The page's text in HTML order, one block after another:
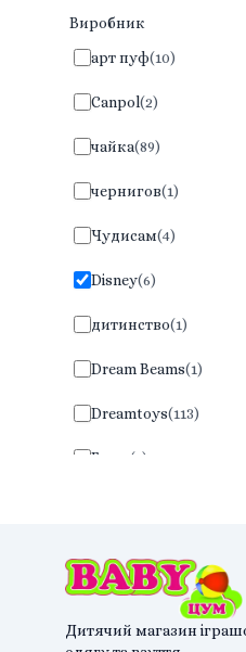
Виробник
арт пуф(10)
Canpol(2)
чайка(89)
чернигов(1)
Чудисам(4)
Disney(6)
дитинство(1)
Dream Beams(1)
Dreamtoys(113)
Fancy ( )
IvanS(18)
kiddisvit(6)
Дитячий магазин